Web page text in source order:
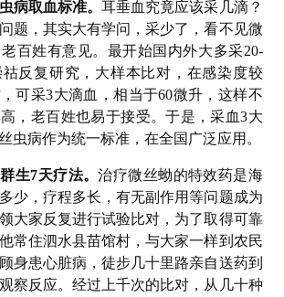
病取血标准。耳垂血究竟应该采几滴？
题，其实大有学问，采少了，看不见微
百姓有意见。最开始国内外大多采20-
反复研究，大样本比对，在感染度较
可采3大滴血，相当于60微升，这样不
，老百姓也易于接受。于是，采血3大
虫病作为统一标准，在全国广泛应用。
生7天疗法。治疗微丝蚴的特效药是海
少，疗程多长，有无副作用等问题成为
大家反复进行试验比对，为了取得可靠
常住泗水县苗馆村，与大家一样到农民
身患心脏病，徒步几十里路亲自送药到
察反应。经过上千次的比对，从几十种